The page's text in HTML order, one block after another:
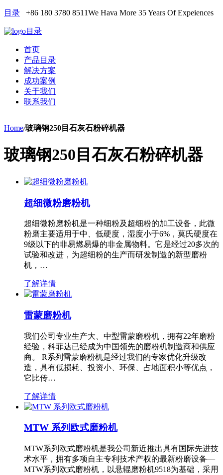
目录 +86 180 3780 8511We Hava More 35 Years Of Expeiences
目录
首页
产品目录
解决方案
成功案例
关于我们
联系我们
Home/玻璃钢250目石灰石粉碎机器
玻璃钢250目石灰石粉碎机器
超细微粉磨粉机
超细微粉磨粉机是一种细粉及超细粉的加工设备，此微
粉磨主要适用于中、低硬度，湿度小于6%，莫氏硬度在
9级以下的非易燃易爆的非金属物料。它是经过20多次的
试验和改进，为超细粉的生产而研发制造的新型磨粉
机，…
了解详情
雷蒙磨粉机
我们公司专业生产大、中型雷蒙磨粉机，拥有22年磨粉
经验，科菲达已经成为中国领先的磨粉机制造商和供应
商。 R系列雷蒙磨粉机是经过我们的专家优化升级改
造，具有低损耗、投资小、环保、占地面积小等优点，
它比传…
了解详情
MTW 系列欧式磨粉机
MTW系列欧式磨粉机是我公司新近推出具有国际先进技
术水平，拥有多项自主专利技术产权的最新粉磨设备—
MTW系列欧式磨粉机，以悬辊磨粉机9518为基础，采用